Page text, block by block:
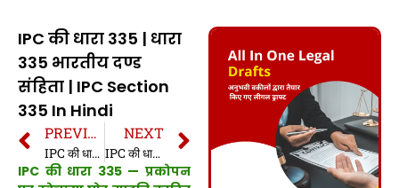
IPC की धारा 335 | धारा
335 भारतीय दण्ड
संहिता | IPC Section
335 In Hindi
PREVIOUS
IPC की धारा 334 | धारा 334 भारतीय दण्ड संहिता | IPC Section 334 In Hindi
NEXT
IPC की धारा 336 | धारा 336 भारतीय दण्ड संहिता | IPC Section 336 In Hindi
IPC की धारा 335 — प्रकोपन